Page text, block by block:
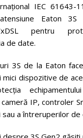
IEC 61643-
Eaton 3S
xDSL pentru
de date.
3S de la Eaton
mici dispozitive de
IP, controler
sau a întreruperilor de